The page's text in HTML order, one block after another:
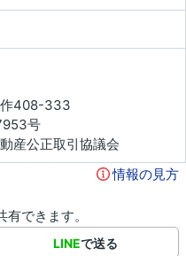
作408-333
号
産公正取引協議会
情報の見方
できます。
LINEで送る